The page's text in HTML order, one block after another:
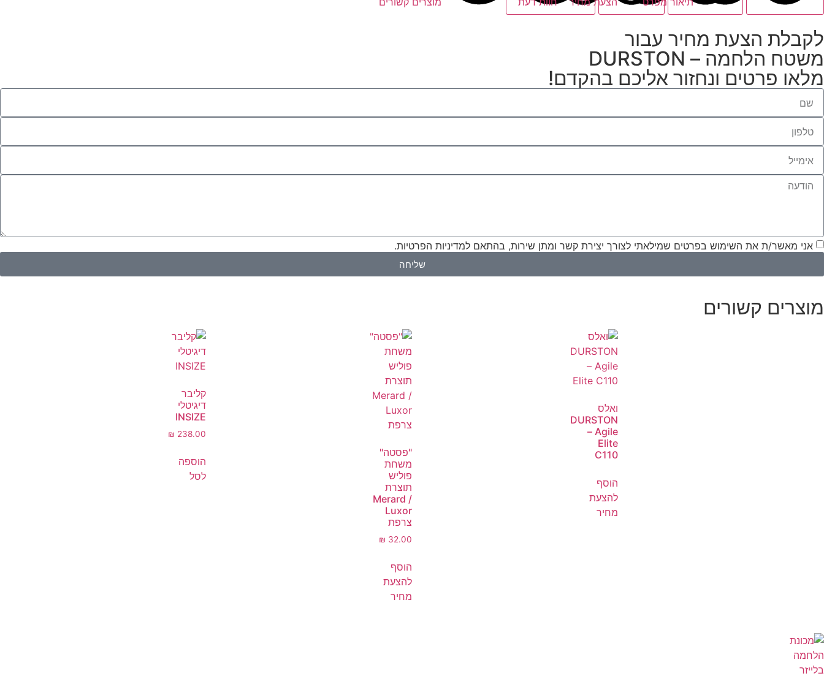
לקבלת הצעת מחיר עבור
משטח הלחמה – DURSTON
מלאו פרטים ונחזור אליכם בהקדם!
אני מאשר/ת את השימוש בפרטים שמילאתי לצורך יצירת קשר ומתן שירות, בהתאם למדיניות הפרטיות.
שליחה
מוצרים קשורים
ואלס
DURSTON
– Agile
Elite
C110
הוסף
להצעת
מחיר
"פסטה"
משחת
פוליש
תוצרת
Merard /
Luxor
צרפת
₪ 32.00
הוסף
להצעת
מחיר
קליבר
דיגיטלי
INSIZE
₪ 238.00
הוספה
לסל